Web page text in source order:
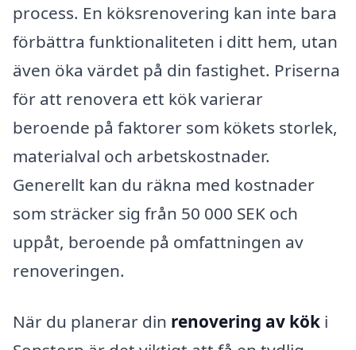
process. En köksrenovering kan inte bara
förbättra funktionaliteten i ditt hem, utan
även öka värdet på din fastighet. Priserna
för att renovera ett kök varierar
beroende på faktorer som kökets storlek,
materialval och arbetskostnader.
Generellt kan du räkna med kostnader
som sträcker sig från 50 000 SEK och
uppåt, beroende på omfattningen av
renoveringen.
När du planerar din renovering av kök i